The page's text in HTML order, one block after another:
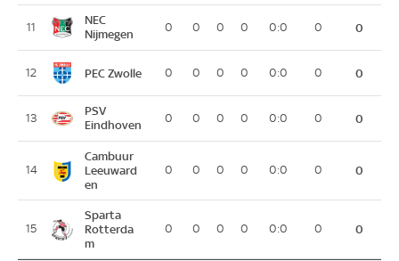
11
NEC
Nijmegen
0 0 0 0 0:0 0 0
12 PEC Zwolle 0 0 0 0 0:0 0 0
13
PSV
Eindhoven
0 0 0 0 0:0 0 0
14
Cambuur
Leeuward
en
0 0 0 0 0:0 0 0
15
Sparta
Rotterda
m
0 0 0 0 0:0 0 0